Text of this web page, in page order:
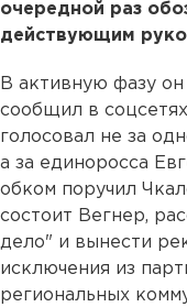
очередной раз
действующим
В активную фазу
сообщил в
голосовал не за
а за единоросса
обком поручил
состоит Вегнер,
дело" и вынести
исключения из
региональных